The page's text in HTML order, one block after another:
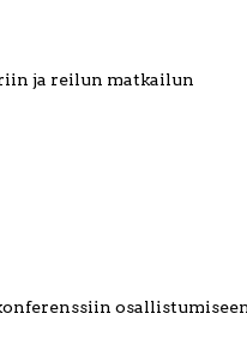
ja reilun matkailun